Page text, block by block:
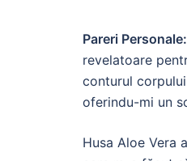
Pareri Personale:
revelatoare
conturul
oferindu-mi un
Husa Aloe Vera